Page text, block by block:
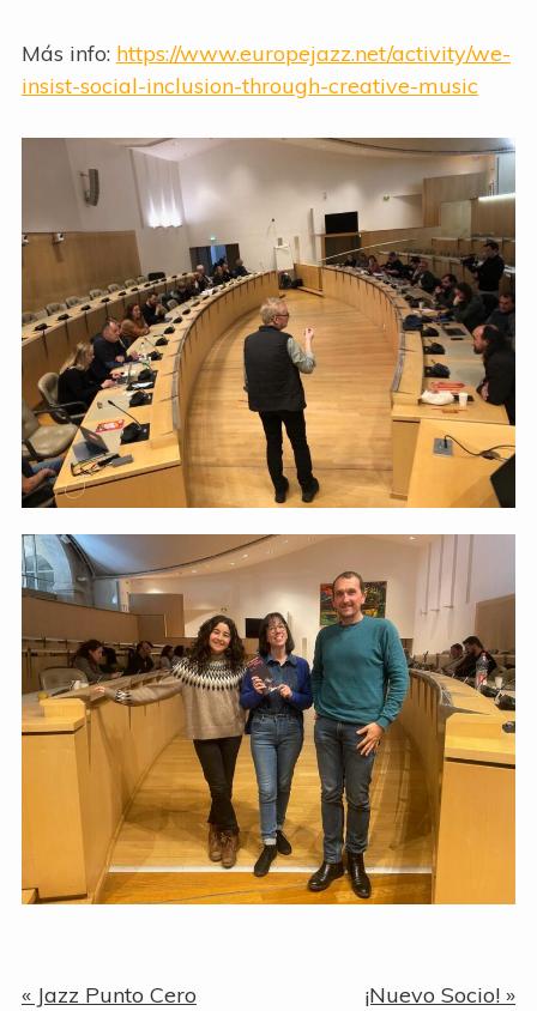
Más info: https://www.europejazz.net/activity/we-
insist-social-inclusion-through-creative-music
Entrada
« Jazz Punto Cero
Siguiente
¡Nuevo Socio! »